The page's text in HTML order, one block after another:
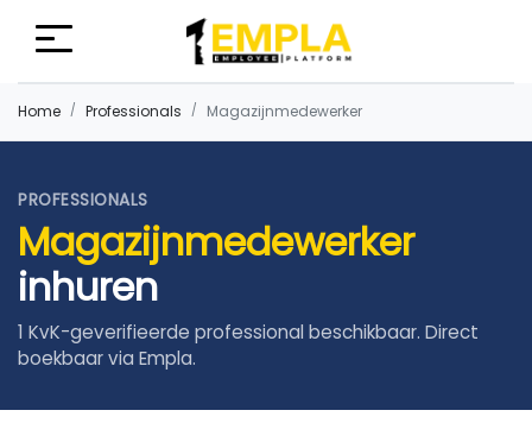
Home Professionals Magazijnmedewerker
PROFESSIONALS
Magazijnmedewerker
inhuren
1 KvK-geverifieerde professional beschikbaar. Direct
boekbaar via Empla.